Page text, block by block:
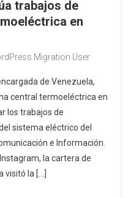
trabajos de
en
Migration User
de Venezuela,
central termoeléctrica en
los trabajos de
sistema eléctrico del
e Información.
la cartera de
la […]